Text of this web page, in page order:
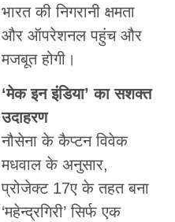
भारत की निगरानी क्षमता
और ऑपरेशनल पहुंच और
मजबूत होगी।
‘मेक इन इंडिया’ का सशक्त
उदाहरण
नौसेना के कैप्टन विवेक
मधवाल के अनुसार,
प्रोजेक्ट 17ए के तहत बना
‘महेन्द्रगिरी’ सिर्फ एक